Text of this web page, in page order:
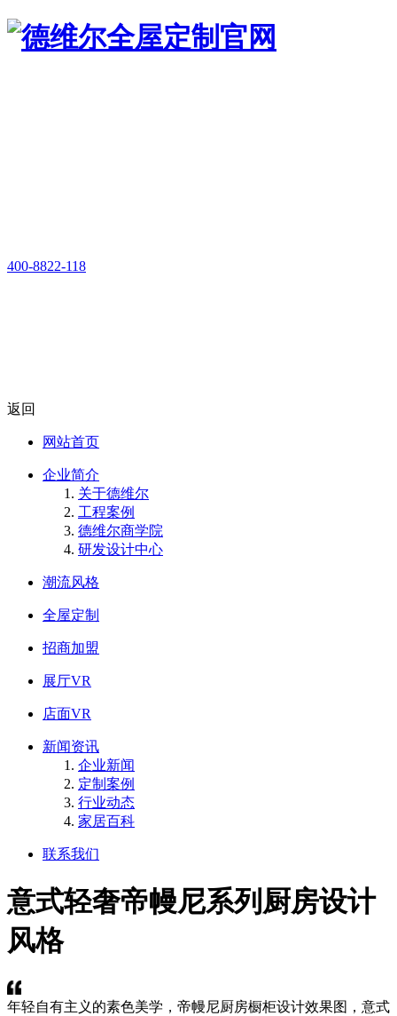
400-8822-118
返回
网站首页
企业简介
关于德维尔
工程案例
德维尔商学院
研发设计中心
潮流风格
全屋定制
招商加盟
展厅VR
店面VR
新闻资讯
企业新闻
定制案例
行业动态
家居百科
联系我们
意式轻奢帝幔尼系列厨房设计
风格
年轻自有主义的素色美学，帝幔尼厨房橱柜设计效果图，意式